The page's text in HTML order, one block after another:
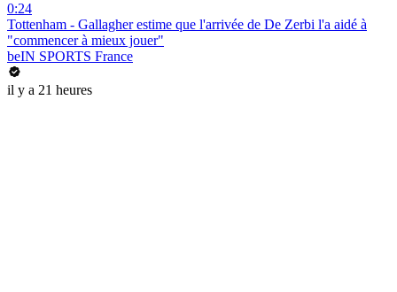
0:24
Tottenham - Gallagher estime que l'arrivée de De Zerbi l'a aidé à
"commencer à mieux jouer"
beIN SPORTS France
il y a 21 heures